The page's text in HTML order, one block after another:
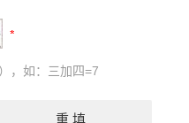
，如：三加四=7